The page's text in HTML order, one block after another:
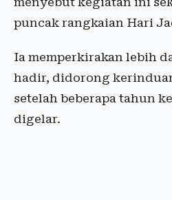
puncak rangkaian Hari
Ia memperkirakan lebih
hadir, didorong
setelah beberapa tahun
digelar.